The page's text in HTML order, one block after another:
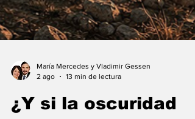
2 ago
13 min de lectura